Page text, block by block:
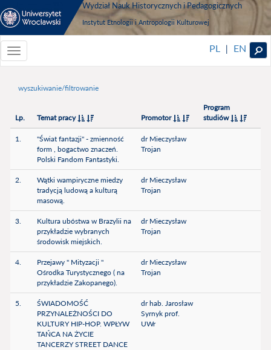
Wydział Nauk Historycznych i Pedagogicznych
Instytut Etnologii i Antropologii Kulturowej
Toggle
navigationToggle
PL | EN
wyszukiwanie/filtrowanie
Lp. Temat pracy Promotor
Program
studiów
1.
"Świat fantazji" - zmienność
form , bogactwo znaczeń.
Polski Fandom Fantastyki.
dr Mieczysław
Trojan
2.
Wątki wampiryczne miedzy
tradycją ludową a kulturą
masową.
dr Mieczysław
Trojan
3.
Kultura ubóstwa w Brazylii na
przykładzie wybranych
środowisk miejskich.
dr Mieczysław
Trojan
4.
Przejawy " Mityzacji "
Ośrodka Turystycznego ( na
przykładzie Zakopanego).
dr Mieczysław
Trojan
5.
ŚWIADOMOŚĆ
PRZYNALEŻNOŚCI DO
KULTURY HIP-HOP. WPŁYW
TAŃCA NA ŻYCIE
TANCERZY STREET DANCE
dr hab. Jarosław
Syrnyk prof.
UWr